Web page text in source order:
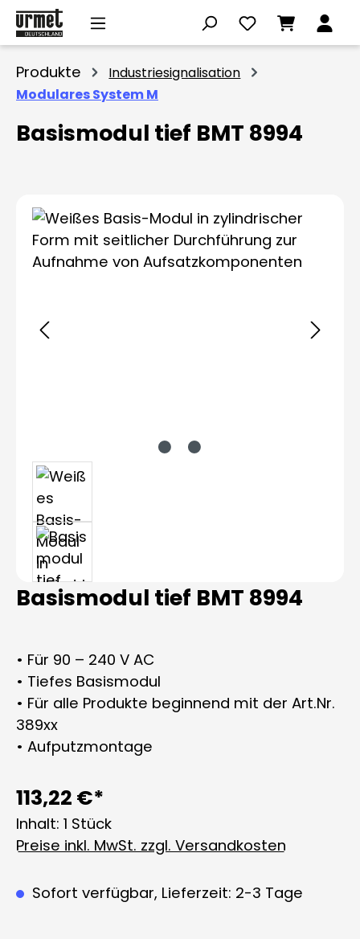
Zum Hauptinhalt springen
Produkte
Industriesignalisation
Modulares System M
Basismodul tief BMT 8994
Bildergalerie überspringen
Basismodul tief BMT 8994
• Für 90 – 240 V AC
• Tiefes Basismodul
• Für alle Produkte beginnend mit der Art.Nr.
389xx
• Aufputzmontage
113,22 €*
Inhalt: 1 Stück
Preise inkl. MwSt. zzgl. Versandkosten
Sofort verfügbar, Lieferzeit: 2-3 Tage